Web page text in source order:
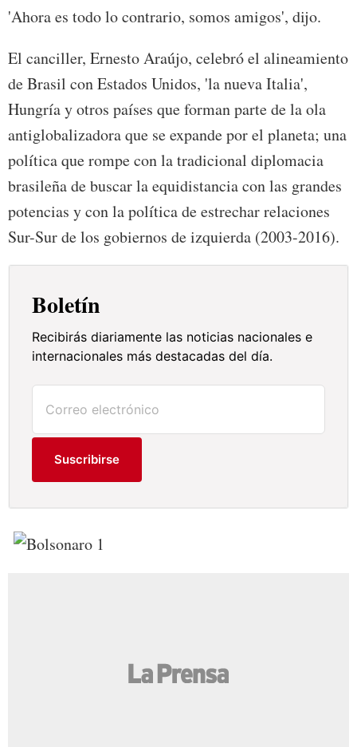
'Ahora es todo lo contrario, somos amigos', dijo.
El canciller, Ernesto Araújo, celebró el alineamiento
de Brasil con Estados Unidos, 'la nueva Italia',
Hungría y otros países que forman parte de la ola
antiglobalizadora que se expande por el planeta; una
política que rompe con la tradicional diplomacia
brasileña de buscar la equidistancia con las grandes
potencias y con la política de estrechar relaciones
Sur-Sur de los gobiernos de izquierda (2003-2016).
Boletín
Recibirás diariamente las noticias nacionales e
internacionales más destacadas del día.
Suscribirse